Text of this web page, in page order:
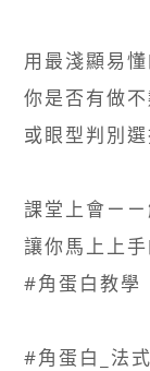
用最淺顯易
你是否有做
或眼型判別
課堂上會ㄧ
讓你馬上上
#角蛋白教學​
#角蛋白_法